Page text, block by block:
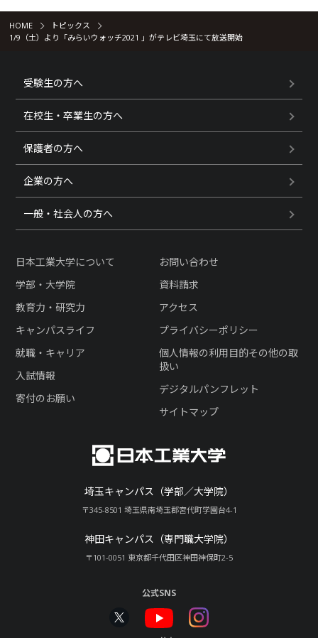
HOME
トピックス
1/9（土）より「みらいウォッチ2021 」がテレビ埼玉にて放送開始
受験生の方へ
在校生・卒業生の方へ
保護者の方へ
企業の方へ
一般・社会人の方へ
埼玉キャンパス（学部／大学院）
〒345-8501 埼玉県南埼玉郡宮代町学園台4-1
神田キャンパス（専門職大学院）
〒101-0051 東京都千代田区神田神保町2-5
日本工業大学について
学部・大学院
教育力・研究力
キャンパスライフ
就職・キャリア
入試情報
寄付のお願い
お問い合わせ
資料請求
アクセス
プライバシーポリシー
個人情報の利用目的その他の取
扱い
デジタルパンフレット
サイトマップ
公式SNS